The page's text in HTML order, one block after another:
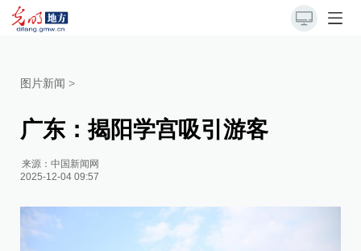
图片新闻 >
广东：揭阳学宫吸引游客
来源：中国新闻网
2025-12-04 09:57